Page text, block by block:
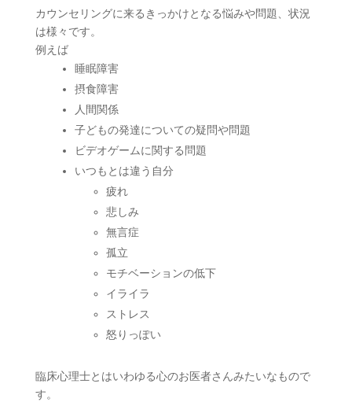
カウンセリングに来るきっかけとなる悩みや問題、状況
は様々です。
例えば
睡眠障害
摂食障害
人間関係
子どもの発達についての疑問や問題
ビデオゲームに関する問題
いつもとは違う自分
疲れ
悲しみ
無言症
孤立
モチベーションの低下
イライラ
ストレス
怒りっぽい
臨床心理士とはいわゆる心のお医者さんみたいなもので
す。